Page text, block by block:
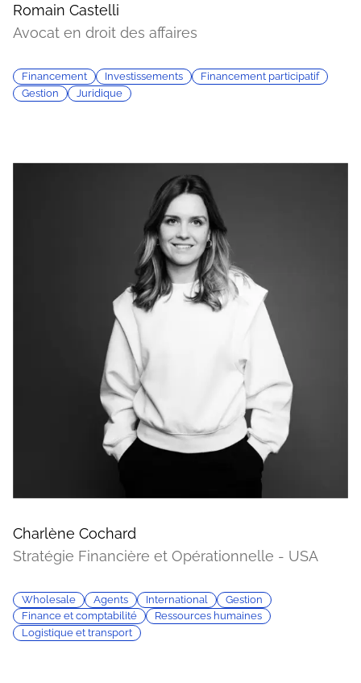
Romain Castelli
Avocat en droit des affaires
Financement Investissements
Financement participatif
Gestion
Juridique
Charlène Cochard
Stratégie Financière et Opérationnelle - USA
Wholesale Agents International
Gestion
Finance et comptabilité
Ressources humaines
Logistique et transport